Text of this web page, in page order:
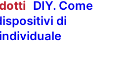
DIY. Come
di